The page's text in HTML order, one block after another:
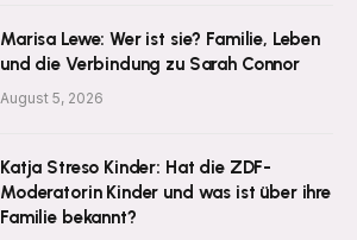
Marisa Lewe: Wer ist sie? Familie, Leben
und die Verbindung zu Sarah Connor
August 5, 2026
Katja Streso Kinder: Hat die ZDF-
Moderatorin Kinder und was ist über ihre
Familie bekannt?